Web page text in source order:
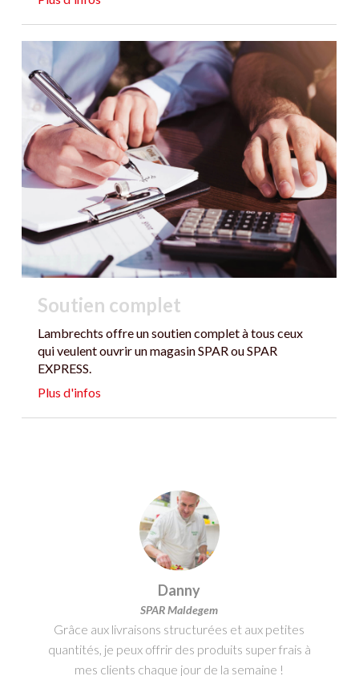
Soutien complet
Lambrechts offre un soutien complet à tous ceux
qui veulent ouvrir un magasin SPAR ou SPAR
EXPRESS.
Plus d'infos
Danny
SPAR Maldegem
Grâce aux livraisons structurées et aux petites
quantités, je peux offrir des produits super frais à
mes clients chaque jour de la semaine !